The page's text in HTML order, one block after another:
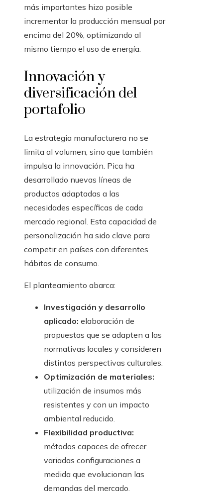
más importantes hizo posible
incrementar la producción mensual por
encima del 20%, optimizando al
mismo tiempo el uso de energía.
Innovación y
diversificación del
portafolio
La estrategia manufacturera no se
limita al volumen, sino que también
impulsa la innovación. Pica ha
desarrollado nuevas líneas de
productos adaptadas a las
necesidades específicas de cada
mercado regional. Esta capacidad de
personalización ha sido clave para
competir en países con diferentes
hábitos de consumo.
El planteamiento abarca:
Investigación y desarrollo
aplicado: elaboración de
propuestas que se adapten a las
normativas locales y consideren
distintas perspectivas culturales.
Optimización de materiales:
utilización de insumos más
resistentes y con un impacto
ambiental reducido.
Flexibilidad productiva:
métodos capaces de ofrecer
variadas configuraciones a
medida que evolucionan las
demandas del mercado.